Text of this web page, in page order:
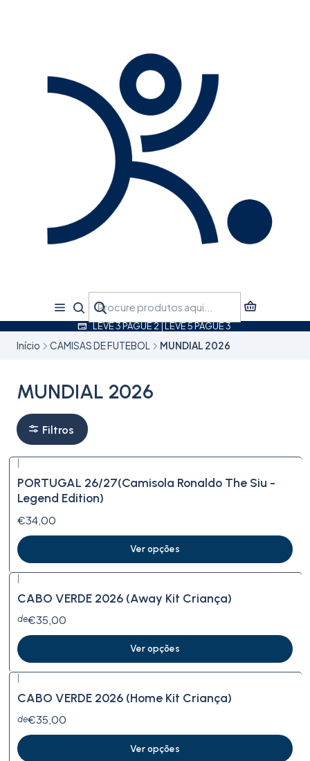
LEVE 3 PAGUE 2 | LEVE 5 PAGUE 3
Início CAMISAS DE FUTEBOL MUNDIAL 2026
MUNDIAL 2026
Filtros
PORTUGAL 26/27(Camisola Ronaldo The Siu -
Legend Edition)
€34,00
Ver opções
|
CABO VERDE 2026 (Away Kit Criança)
de€35,00
Ver opções
CABO VERDE 2026 (Home Kit Criança)
de€35,00
Ver opções